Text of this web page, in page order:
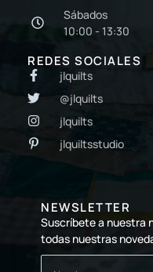
Sábados
10:00 - 13:30
REDES SOCIALES
jlquilts
@jlquilts
jlquilts
jlquiltsstudio
NEWSLETTER
Suscríbete a nuestra
todas nuestras